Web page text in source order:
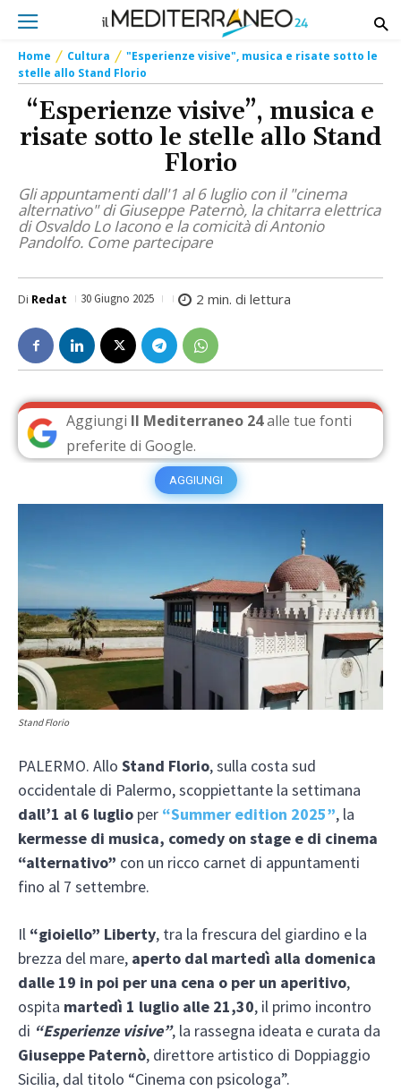
Home Cultura
"Esperienze visive", musica e risate sotto le
stelle allo Stand Florio
“Esperienze visive”, musica e
risate sotto le stelle allo Stand
Florio
Gli appuntamenti dall'1 al 6 luglio con il "cinema
alternativo" di Giuseppe Paternò, la chitarra elettrica
di Osvaldo Lo Iacono e la comicità di Antonio
Pandolfo. Come partecipare
Di Redat 30 Giugno 2025 2 min. di lettura
Aggiungi Il Mediterraneo 24alle tue fonti
preferite di Google.
AGGIUNGI
Stand Florio
PALERMO. Allo Stand Florio, sulla costa sud
occidentale di Palermo, scoppiettante la settimana
dall’1 al 6 luglio per “Summer edition 2025”, la
kermesse di musica, comedy on stage e di cinema
“alternativo” con un ricco carnet di appuntamenti
fino al 7 settembre.
Il “gioiello” Liberty, tra la frescura del giardino e la
brezza del mare, aperto dal martedì alla domenica
dalle 19 in poi per una cena o per un aperitivo,
ospita martedì 1 luglio alle 21,30, il primo incontro
di “Esperienze visive”, la rassegna ideata e curata da
Giuseppe Paternò, direttore artistico di Doppiaggio
Sicilia, dal titolo “Cinema con psicologa”.